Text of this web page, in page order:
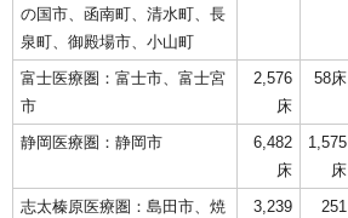
の国市、函南町、清水町、長
泉町、御殿場市、小山町
富士医療圏：富士市、富士宮
市
2,576
床
58床
静岡医療圏：静岡市
6,482
床
1,575
床
志太榛原医療圏：島田市、焼
3,239
251